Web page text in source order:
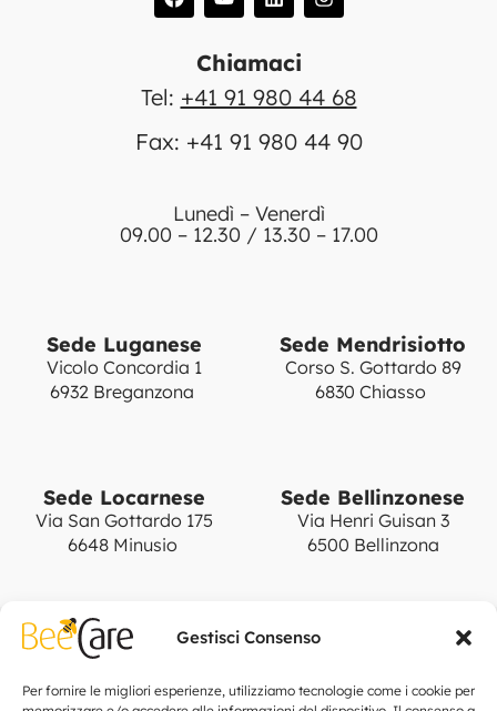
Gestisci Consenso
Per fornire le migliori esperienze, utilizziamo tecnologie come i cookie per
Chiamaci
Tel: +41 91 980 44 68
Fax: +41 91 980 44 90
Lunedì – Venerdì
09.00 – 12.30 / 13.30 – 17.00
Sede Luganese
Vicolo Concordia 1
6932 Breganzona
Sede Mendrisiotto
Corso S. Gottardo 89
6830 Chiasso
Sede Locarnese
Via San Gottardo 175
6648 Minusio
Sede Bellinzonese
Via Henri Guisan 3
6500 Bellinzona